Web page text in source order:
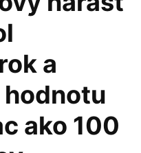
a
ako 100